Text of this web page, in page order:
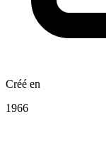
Créé en
1966